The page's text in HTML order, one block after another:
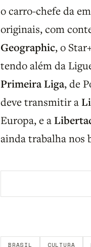
o carro-chefe da
originais, com
Geographic, o
tendo além da
Primeira Liga, de
deve transmitir a
Europa, e a
ainda trabalha nos
BRASIL CULTURA